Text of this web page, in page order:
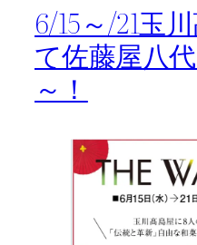
6/15～/21玉
て佐藤屋八
～！